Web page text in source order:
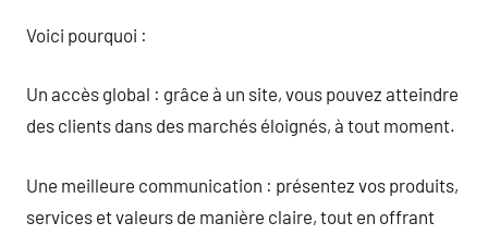
Voici pourquoi :
Un accès global : grâce à un site, vous pouvez atteindre
des clients dans des marchés éloignés, à tout moment.
Une meilleure communication : présentez vos produits,
services et valeurs de manière claire, tout en offrant